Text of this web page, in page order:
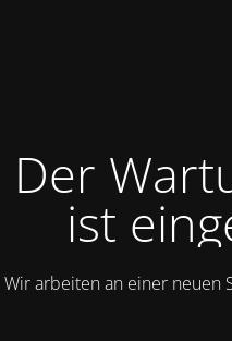
Der
ist
Wir arbeiten an einer neuen